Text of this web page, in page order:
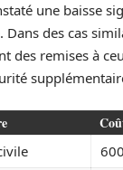
une baisse
Dans des cas
des remises à